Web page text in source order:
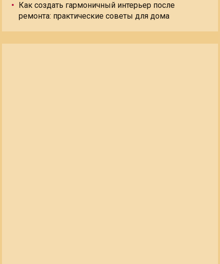
Как создать гармоничный интерьер после
ремонта: практические советы для дома